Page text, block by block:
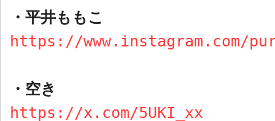
・ 平井ももこ
https://www.instagram.com/
・ 空き
https://x.com/5UKI_xx